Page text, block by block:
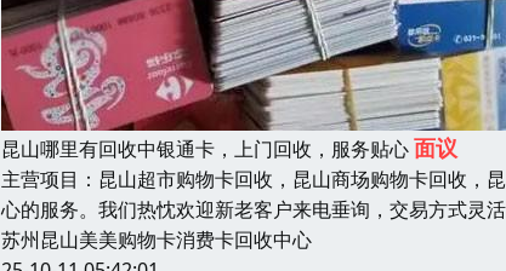
昆山哪里有回收中银通卡，上门回收，服务贴心面议
主营项目：昆山超市购物卡回收，昆山商场购物卡回收，
心的服务。我们热忱欢迎新老客户来电垂询，交易方式灵
苏州昆山美美购物卡消费卡回收中心